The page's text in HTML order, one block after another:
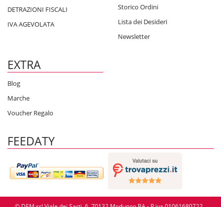
DETRAZIONI FISCALI
IVA AGEVOLATA
Storico Ordini
Lista dei Desideri
Newsletter
EXTRA
Blog
Marche
Voucher Regalo
FEEDATY